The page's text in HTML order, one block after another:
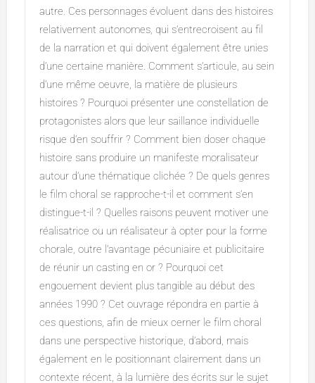
autre. Ces personnages évoluent dans des histoires
relativement autonomes, qui s’entrecroisent au fil
de la narration et qui doivent également être unies
d’une certaine manière. Comment s’articule, au sein
d’une même oeuvre, la matière de plusieurs
histoires ? Pourquoi présenter une constellation de
protagonistes alors que leur saillance individuelle
risque d’en souffrir ? Comment bien doser chaque
histoire sans produire un manifeste moralisateur
autour d’une thématique clichée ? De quels genres
le film choral se rapproche-t-il et comment s’en
distingue-t-il ? Quelles raisons peuvent motiver une
réalisatrice ou un réalisateur à opter pour la forme
chorale, outre l’avantage pécuniaire et publicitaire
de réunir un casting en or ? Pourquoi cet
engouement devient plus tangible au début des
années 1990 ? Cet ouvrage répondra en partie à
ces questions, afin de mieux cerner le film choral
dans une perspective historique, d’abord, mais
également en le positionnant clairement dans un
contexte récent, à la lumière des écrits sur le sujet